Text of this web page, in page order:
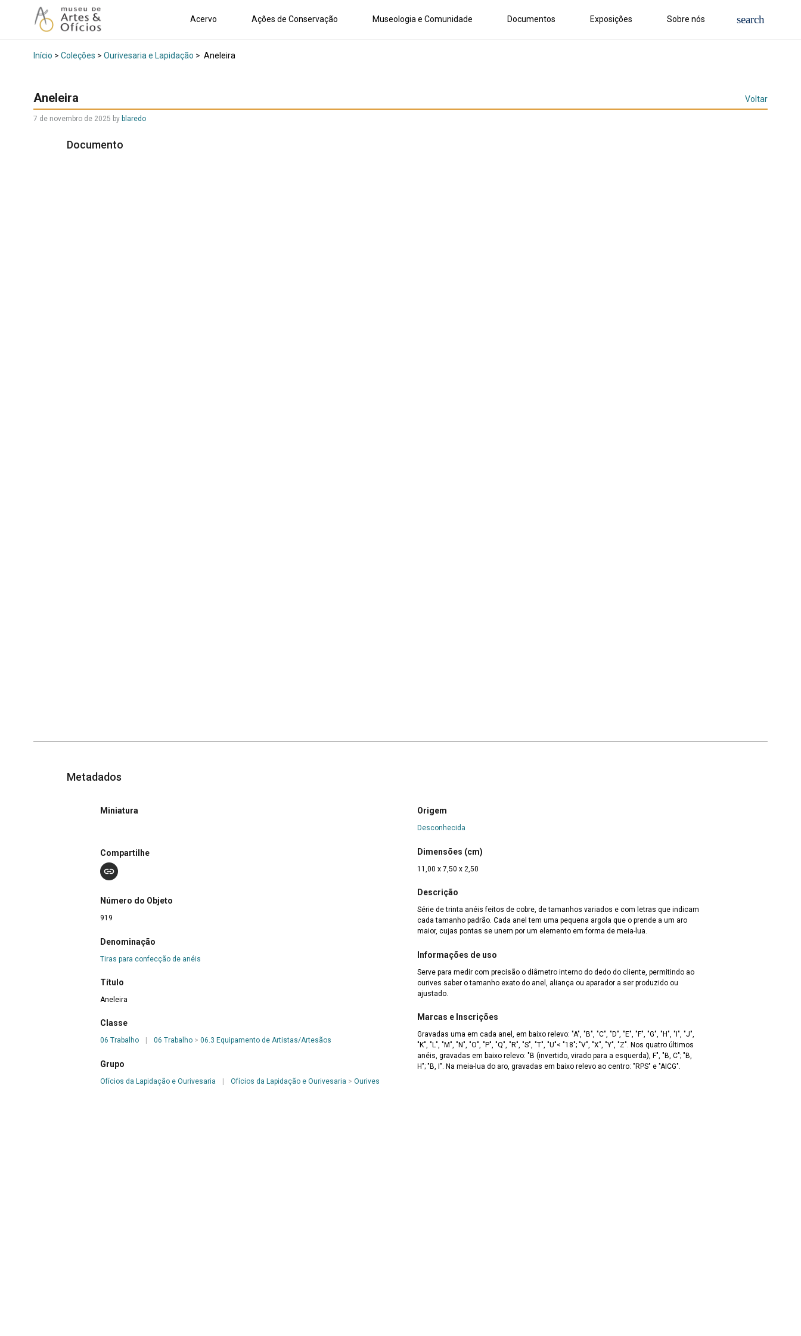
Acervo Ações de Conservação Museologia e Comunidade Documentos Exposições Sobre nós
Início > Coleções > Ourivesaria e Lapidação > Aneleira
Aneleira Voltar
7 de novembro de 2025 by blaredo
Documento
Metadados
Miniatura
Compartilhe
Número do Objeto
919
Denominação
Tiras para confecção de anéis
Título
Aneleira
Classe
06 Trabalho 06 Trabalho > 06.3 Equipamento de Artistas/Artesãos
Grupo
Ofícios da Lapidação e Ourivesaria | Ofícios da Lapidação e Ourivesaria > Ourives
Origem
Desconhecida
Dimensões (cm)
11,00 x 7,50 x 2,50
Descrição
Série de trinta anéis feitos de cobre, de tamanhos variados e com letras que indicam
cada tamanho padrão. Cada anel tem uma pequena argola que o prende a um aro
maior, cujas pontas se unem por um elemento em forma de meia-lua.
Informações de uso
Serve para medir com precisão o diâmetro interno do dedo do cliente, permitindo ao
ourives saber o tamanho exato do anel, aliança ou aparador a ser produzido ou
ajustado.
Marcas e Inscrições
Gravadas uma em cada anel, em baixo relevo: "A", "B", "C", "D", "E", "F", "G", "H", "I", "J",
"K", "L", "M", "N", "O", "P", "Q", "R", "S", "T", "U"< "18"; "V", "X", "Y", "Z". Nos quatro últimos
anéis, gravadas em baixo relevo: "B (invertido, virado para a esquerda), F", "B, C"; "B,
H"; "B, I". Na meia-lua do aro, gravadas em baixo relevo ao centro: "RPS" e "AICG".